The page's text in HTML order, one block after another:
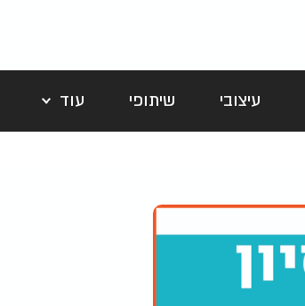
עיצובי שיתופי
עוד